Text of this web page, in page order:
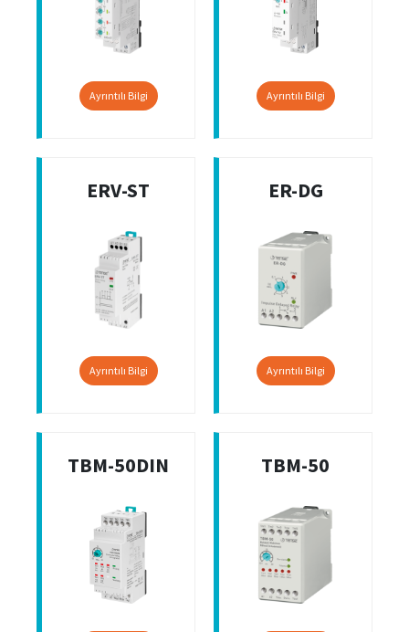
Ayrıntılı Bilgi Ayrıntılı Bilgi
ERV-ST
Ayrıntılı Bilgi
ER-DG
Ayrıntılı Bilgi
TBM-50DIN TBM-50